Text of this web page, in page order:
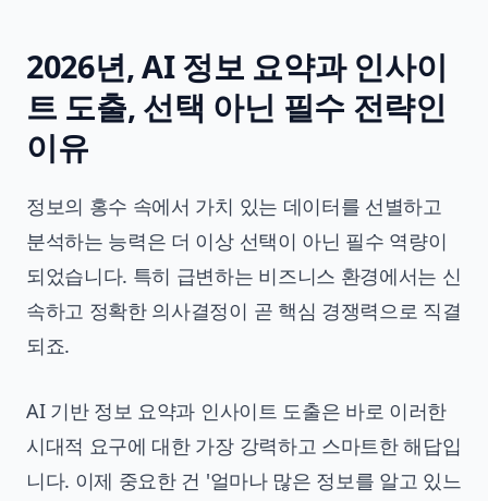
2026년, AI 정보 요약과 인사이
트 도출, 선택 아닌 필수 전략인
이유
정보의 홍수 속에서 가치 있는 데이터를 선별하고
분석하는 능력은 더 이상 선택이 아닌 필수 역량이
되었습니다. 특히 급변하는 비즈니스 환경에서는 신
속하고 정확한 의사결정이 곧 핵심 경쟁력으로 직결
되죠.
AI 기반 정보 요약과 인사이트 도출은 바로 이러한
시대적 요구에 대한 가장 강력하고 스마트한 해답입
니다. 이제 중요한 건 '얼마나 많은 정보를 알고 있느